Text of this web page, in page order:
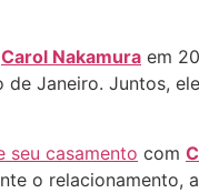
Carol Nakamura em
Janeiro. Juntos,
seu casamento com
o relacionamento,